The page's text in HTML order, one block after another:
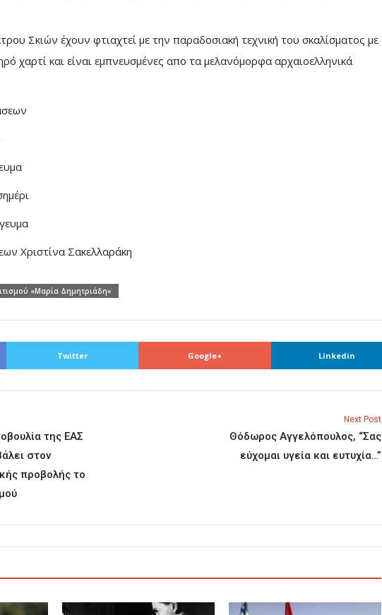
Σκιών έχουν φτιαχτεί με την παραδοσιακή τεχνική του σκαλίσματος με
χαρτί και είναι εμπνευσμένες απο τα μελανόμορφα αρχαιοελληνικά
Χριστίνα Σακελλαράκη
«Μαρία Δημητριάδη»
Twitter Google+ Linkedin
της ΕΑΣ
στον
προβολής το
Next Post
Θόδωρος Αγγελόπουλος, “Σας
εύχομαι υγεία και ευτυχία…”